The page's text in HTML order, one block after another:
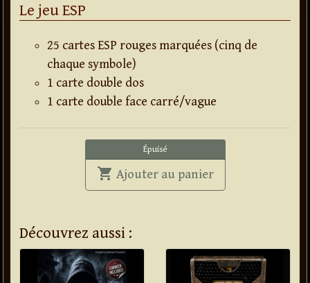
Le jeu ESP
25 cartes ESP rouges marquées (cinq de
chaque symbole)
1 carte double dos
1 carte double face carré/vague
Épuisé
shopping_cart Ajouter au panier' . Jeu ESP
Découvrez aussi :